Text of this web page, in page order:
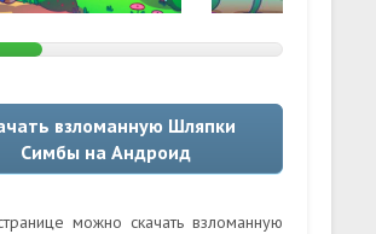
взломанную Шляпки
Симбы на Андроид
можно скачать взломанную